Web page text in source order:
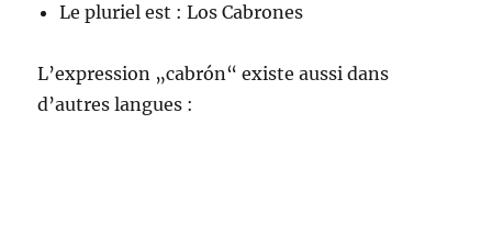
Le pluriel est : Los Cabrones
L’expression „cabrón“ existe aussi dans
d’autres langues :